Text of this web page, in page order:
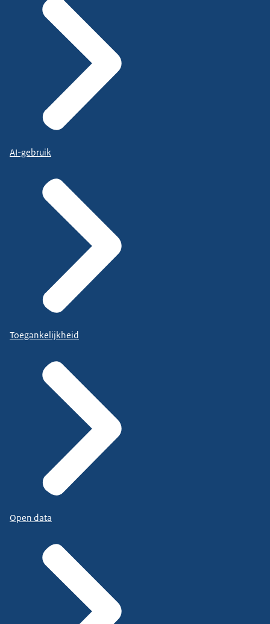
AI-gebruik
Toegankelijkheid
Open data